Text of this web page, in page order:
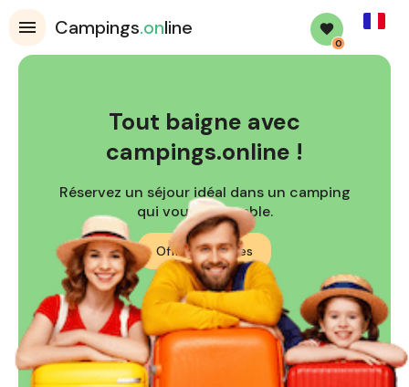
Campings.online
0
Tout baigne avec
campings.online !
Réservez un séjour idéal dans un camping
qui vous ressemble.
Offres spéciales